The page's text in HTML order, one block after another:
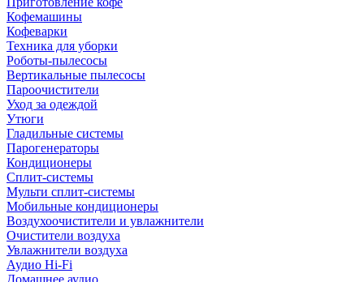
Кофемашины
Кофеварки
Техника для уборки
Роботы-пылесосы
Вертикальные пылесосы
Пароочистители
Уход за одеждой
Утюги
Гладильные системы
Парогенераторы
Кондиционеры
Сплит-системы
Мульти сплит-системы
Мобильные кондиционеры
Воздухоочистители и увлажнители
Очистители воздуха
Увлажнители воздуха
Аудио Hi-Fi
Домашнее аудио